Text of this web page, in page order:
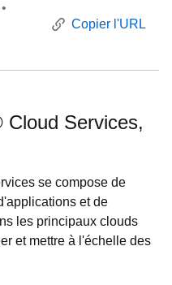
•
Copier l'URL
Services,
se compose de
et de
les principaux clouds
et mettre à l'échelle des